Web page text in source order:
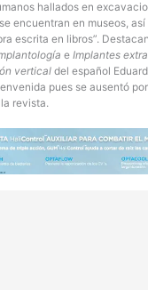
hallados en
encuentran en museos,
escrita en libros”.
eImplantes
verticaldel español
pues se ausentó
revista.